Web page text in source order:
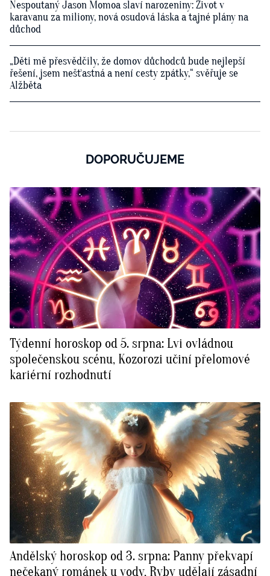
Nespoutaný Jason Momoa slaví narozeniny: Život v
karavanu za miliony, nová osudová láska a tajné plány na
důchod
„Děti mě přesvědčily, že domov důchodců bude nejlepší
řešení, jsem nešťastná a není cesty zpátky,“ svěřuje se
Alžběta
DOPORUČUJEME
Týdenní horoskop od 5. srpna: Lvi ovládnou
společenskou scénu, Kozorozi učiní přelomové
kariérní rozhodnutí
Andělský horoskop od 3. srpna: Panny překvapí
nečekaný románek u vody, Ryby udělají zásadní